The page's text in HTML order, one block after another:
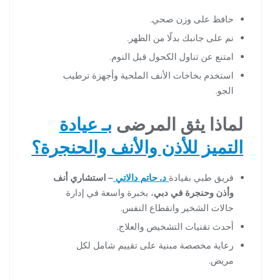
حافظ على وزن صحي.
نم على جانبك بدلًا من الظهر.
امتنع عن تناول الكحول قبل النوم.
استخدم بخاخات الأنف الملحية وأجهزة ترطيب
الجو.
لماذا يثق المرضى بـعيادة
التميز للأذن والأنف والحنجرة؟
فريق طبي بقيادة د. حاتم دالاتي – استشاري أنف
وأذن وحنجرة في دبي، بخبرة واسعة في إدارة
حالات الشخير وانقطاع النفس.
أحدث تقنيات التشخيص والعلاج.
رعاية مخصصة مبنية على تقييم شامل لكل
مريض.